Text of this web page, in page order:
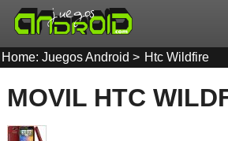
Home: Juegos Android > Htc Wildfire
MOVIL HTC